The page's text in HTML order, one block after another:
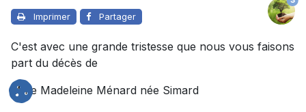
Imprimer Partager
C'est avec une grande tristesse que nous vous faisons
part du décès de
Mme Madeleine Ménard née Simard